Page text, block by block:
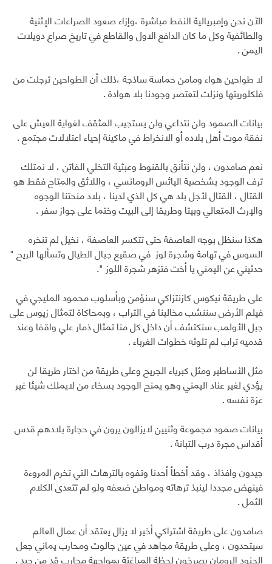
الآن نحن وإمبريالية النفط مباشرة ،وإزاء صعود الصراعات الإثنية
والطائفية وكل ما كان الدافع الاول والقاطع في تاريخ صراع دويلات
اليمن .
لا طواحين هواء ومامن حماسة ساذجة ،ذلك أن الطواحين ترجلت من
فلكلوريتها ونزلت لتعتصر وجودنا بلا هوادة .
بيانات الصمود ولن نتداعي ولن يستجيب المثقف لغواية العيش على
نفقة موت أهل بلاده أو الانخراط في ماكينة إحياء اعتلالات مجتمع .
نعم صامدون ، ولن نتأنق بالقنوط وعبثية التخلي الفاتن ، لا نمتلك
ترف الوجود بشخصية اليائس الرومانسي ، واللائق والمتاح فقط هو
القتال ، القتال لأجل بلد هي كل الذي لدينا ، بلاد منحتنا الوجوه
والإرث المتعالي وبيتا وطريقا إلى البيت وختما على جواز سفر .
هكذا سنظل بوجه العاصفة حتى تتكسر العاصفة ، نخيل لم تنخره
السوس في تهامة وشجرة لوز في صقيع جبال الطيال وتسألها الريح "
حدثيني عن اليمني يا أخت فتزهر شجرة اللوز ".
على طريقة نيكوس كازنتزاكي سنؤمن وبأسلوب محمود المليجي في
فيلم الأرض سننشب مخالبنا في التراب ، وبمحاكاة لتمثال زيوس على
جبل الأولمب سنكتشف أن داخل كل منا تمثال ذمار علي واقفا وعند
قدميه تراب لم تلوثه خطوات الغرباء .
مثل الأساطير ومثل كبرياء الجريح وعلى طريقة من اختار طريقا لن
يؤدي لغير عناد اليمني وهو يمنح الوجود بسخاء من لايملك شيئا غير
عزة نفسه .
بيانات صمود مجموعة وثنيين لايزالون يرون في حجارة بلادهم قدس
أقداس مجرة درب التبانة .
جيدون وافذاذ ، وقد أخطأ أحدنا وتفوه بالترهات التي تخرم المروءة
فينهض مجددا لينبذ ترهاته ومواطن ضعفه ولو لم تتعدى الكلام
الثمل .
صامدون على طريقة اشتراكي أخير لا يزال يعتقد أن عمال العالم
سيتحدون ، وعلى طريقة مجاهد في عين جالوت ومحارب يماني جعل
الجنود الرومان يصرخون لحظة المباغتة بمواجهة محارب قد من حيد .